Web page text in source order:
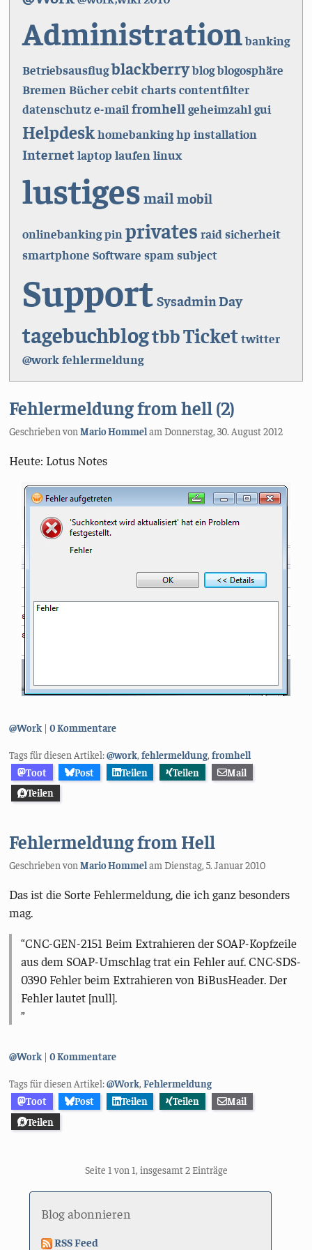
Administrationbanking
Betriebsausflugblackberryblogblogosphäre
Bremen Büchercebitchartscontentfilter
datenschutze-mail fromhell geheimzahl gui
Helpdeskhomebankinghpinstallation
Internet laptoplaufen linux
lustigesmail mobil
onlinebankingpin privates raid sicherheit
smartphone Software spam subject
Support Sysadmin Day
tagebuchblogtbbTickettwitter
@workfehlermeldung
Fehlermeldung from hell (2)
Geschrieben vonMario HommelamDonnerstag, 30. August 2012
Heute: Lotus Notes
Kategorien:
@Work 0 Kommentare
Tags für diesen Artikel:@work ,fehlermeldung ,fromhell
Toot
Post Teilen Teilen
Mail
Teilen
Fehlermeldung from Hell
Geschrieben vonMario HommelamDienstag, 5. Januar 2010
Das ist die Sorte Fehlermeldung, die ich ganz besonders
mag.
CNC-GEN-2151 Beim Extrahieren der SOAP-Kopfzeile
aus dem SOAP-Umschlag trat ein Fehler auf. CNC-SDS-
0390 Fehler beim Extrahieren von BiBusHeader. Der
Fehler lautet [null].
Kategorien:
@Work 0 Kommentare
Tags für diesen Artikel:@Work,Fehlermeldung
Toot
Post Teilen Teilen
Mail
Teilen
Seite 1 von 1, insgesamt 2 Einträge
Blog abonnieren
RSS Feed